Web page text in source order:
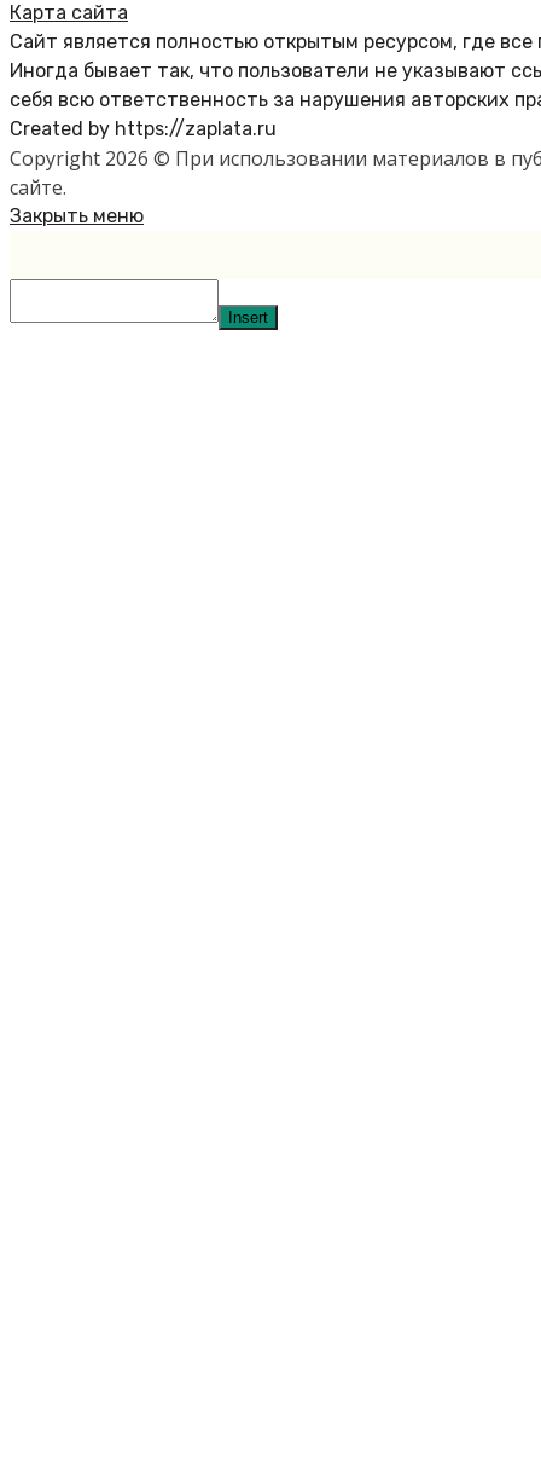
Карта сайта
Сайт является полностью открытым ресурсом, где
Иногда бывает так, что пользователи не указывают
себя всю ответственность за нарушения авторских
Created by https://zaplata.ru
Copyright 2026 © При использовании материалов в
сайте.
Закрыть меню
Insert